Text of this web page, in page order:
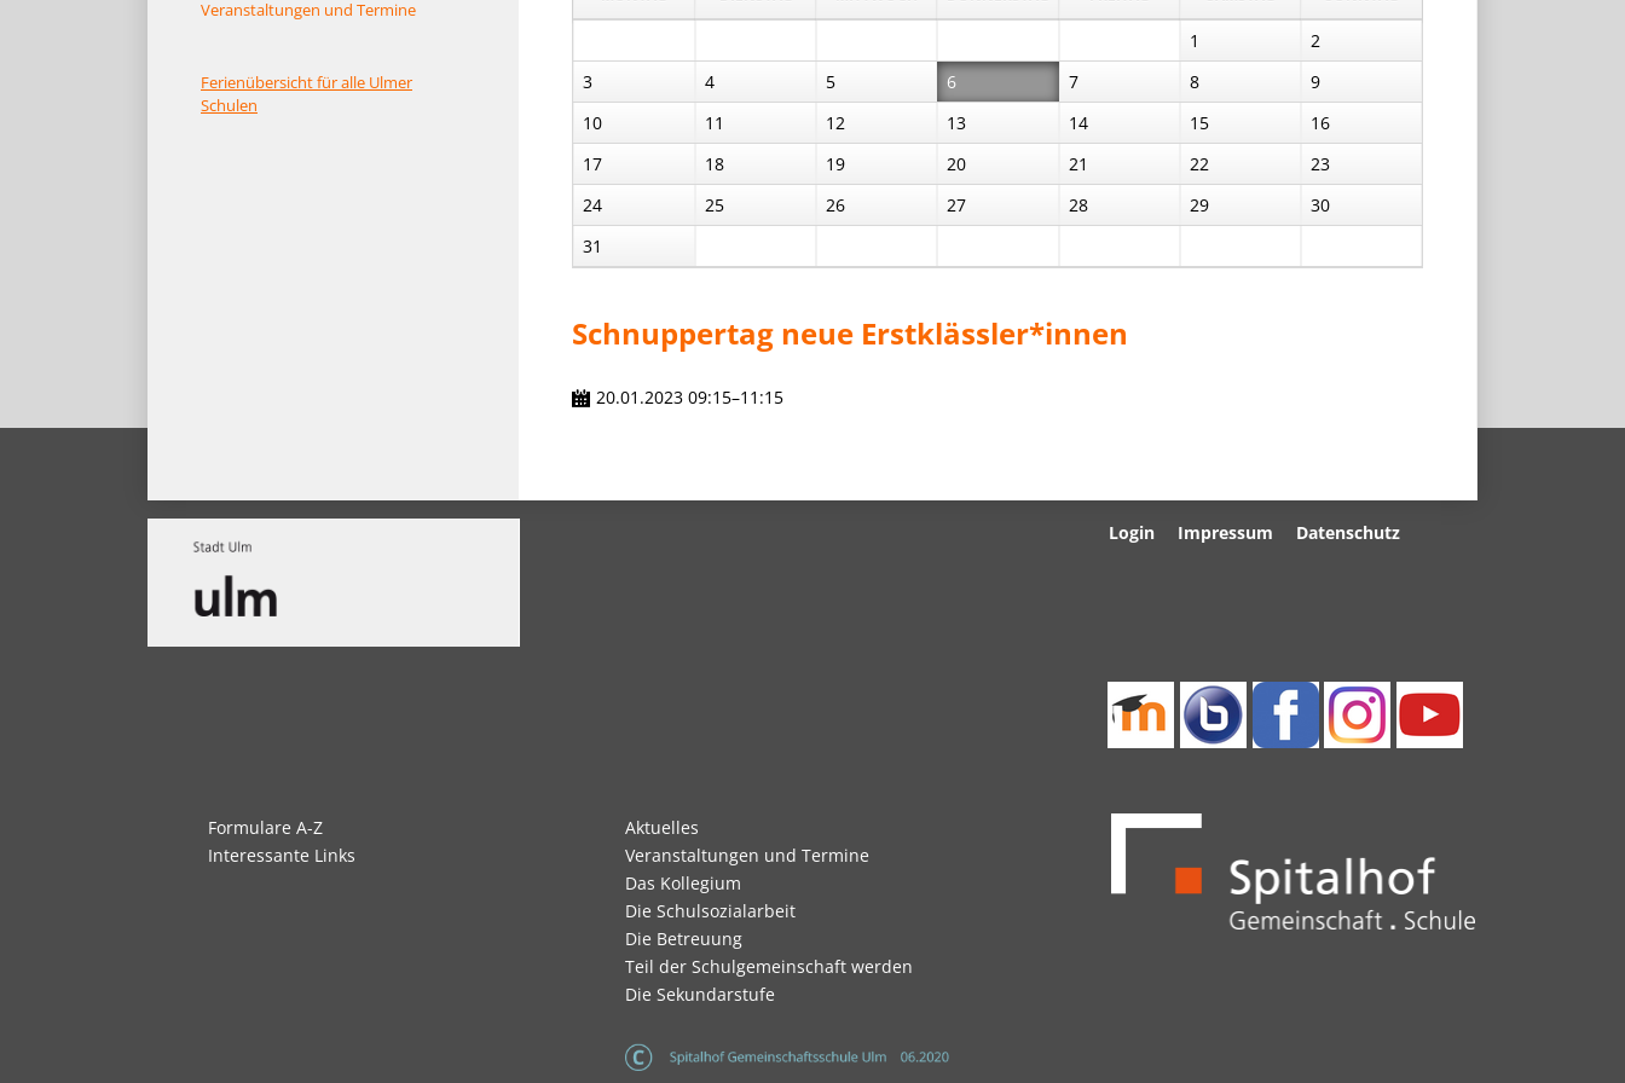
Veranstaltungen und Termine
Ferienübersicht für alle Ulmer
Schulen
1
2
3
4 5 6 7 8
9
10
11 12 13 14 15
16
17
18 19 20 21 22
23
24
25 26 27 28 29
30
31
Schnuppertag neue Erstklässler*innen
20.01.2023 09:15–11:15
Navigation
Login Impressum Datenschutz
Navigation
überspringen
Formulare A-Z
Interessante Links
Navigation
überspringen
Aktuelles
Veranstaltungen und Termine
Das Kollegium
Die Schulsozialarbeit
Die Betreuung
Teil der Schulgemeinschaft werden
Die Sekundarstufe